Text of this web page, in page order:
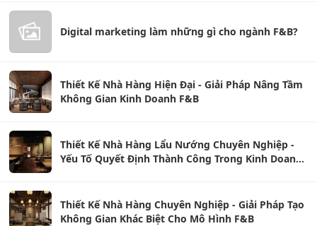
Digital marketing làm những gì cho ngành F&B?
Thiết Kế Nhà Hàng Hiện Đại - Giải Pháp Nâng Tầm
Không Gian Kinh Doanh F&B
Thiết Kế Nhà Hàng Lẩu Nướng Chuyên Nghiệp -
Yếu Tố Quyết Định Thành Công Trong Kinh Doanh
Thiết Kế Nhà Hàng Chuyên Nghiệp - Giải Pháp Tạo
Không Gian Khác Biệt Cho Mô Hình F&B